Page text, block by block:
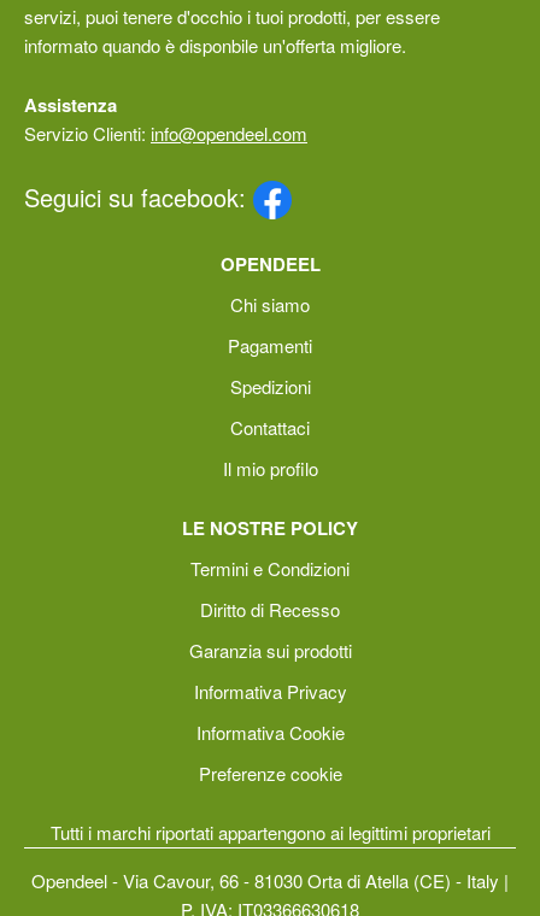
servizi, puoi tenere d'occhio i tuoi prodotti, per essere
informato quando è disponbile un'offerta migliore.
Assistenza
Servizio Clienti: info@opendeel.com
Seguici su facebook:
OPENDEEL
Chi siamo
Pagamenti
Spedizioni
Contattaci
Il mio profilo
LE NOSTRE POLICY
Termini e Condizioni
Diritto di Recesso
Garanzia sui prodotti
Informativa Privacy
Informativa Cookie
Preferenze cookie
Tutti i marchi riportati appartengono ai legittimi proprietari
Opendeel - Via Cavour, 66 - 81030 Orta di Atella (CE) - Italy |
P. IVA: IT03366630618